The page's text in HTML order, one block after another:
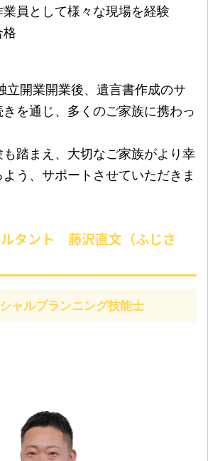
員として様々な現場を経験
格
立開業開業後、遺言書作成のサ
を通じ、多くのご家族に携わっ
踏まえ、大切なご家族がより幸
う、サポートさせていただきま
タント 藤沢直文（ふじさ
ャルプランニング技能士